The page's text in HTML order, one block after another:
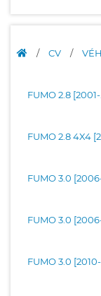
/ CV /
FUMO 2.8
FUMO 2.8 4X4
FUMO 3.0
FUMO 3.0
FUMO 3.0